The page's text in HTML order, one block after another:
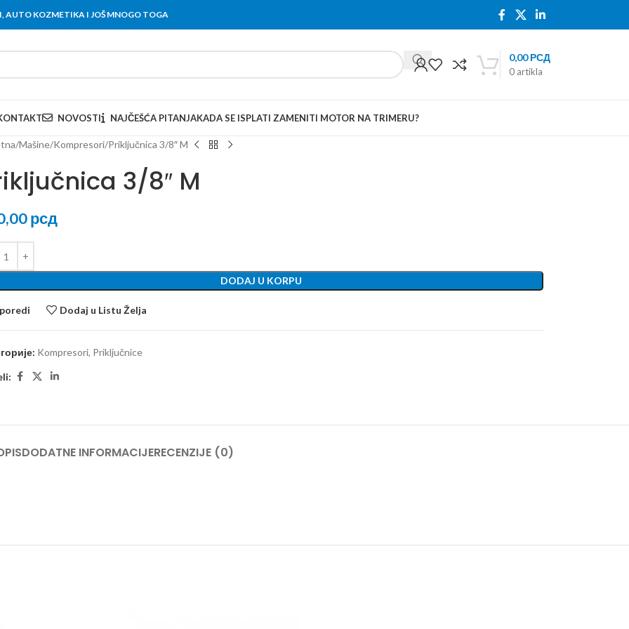
AUTO KOZMETIKA I JOŠ MNOGO TOGA
0 artikla
0,00РСД
NOVOSTI NAJČEŠĆA PITANJAKADA SE ISPLATI ZAMENITI MOTOR NA TRIMERU?
Mašine Kompresori Priključnica 3/8″ M
3/8″ M
рсд
DODAJ U KORPU
Dodaj u Listu Želja
Kompresori, Priključnice
DODATNE INFORMACIJERECENZIJE (0)